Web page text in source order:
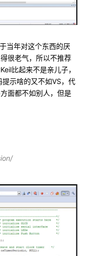
当年对这个东西的厌
很老气，所以不推荐
比起来不是亲儿子，
示啥的又不如VS，代
面都不如别人，但是